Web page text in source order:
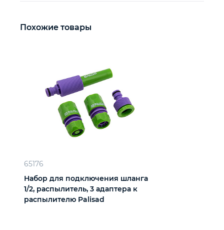
Похожие товары
65176
Набор для подключения шланга
1/2, распылитель, 3 адаптера к
распылителю Palisad